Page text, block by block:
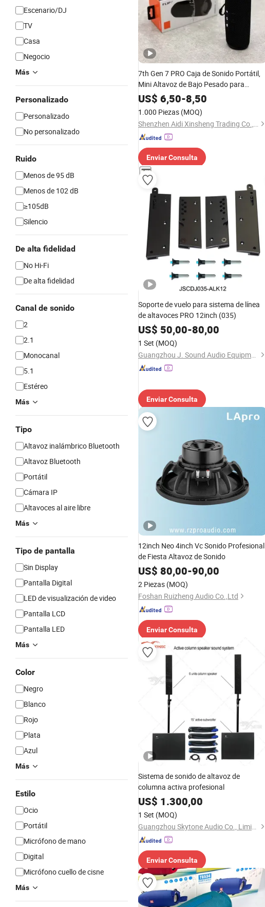
Escenario/DJ
TV
Casa
Negocio
Más
Personalizado
Personalizado
No personalizado
Ruido
Menos de 95 dB
Menos de 102 dB
≥105dB
Silencio
De alta fidelidad
No Hi-Fi
De alta fidelidad
Canal de sonido
2
2.1
Monocanal
5.1
Estéreo
Más
Tipo
Altavoz inalámbrico Bluetooth
Altavoz Bluetooth
Portátil
Cámara IP
Altavoces al aire libre
Más
Tipo de pantalla
Sin Display
Pantalla Digital
LED de visualización de video
Pantalla LCD
Pantalla LED
Más
Color
Negro
Blanco
Rojo
Plata
Azul
Más
Estilo
Ocio
Portátil
Micrófono de mano
Digital
Micrófono cuello de cisne
Más
7th Gen 7 PRO Caja de Sonido Portátil,
Mini Altavoz de Bajo Pesado para
Coche, Dispositivo de Audio Inalámbrico
Portátil y Resistente al Agua
US$ 6,50-8,50
1.000 Piezas (MOQ)
Shenzhen Aidi Xinsheng Trading Co., Ltd.
Enviar Consulta
Soporte de vuelo para sistema de línea
de altavoces PRO 12inch (035)
US$ 50,00-80,00
1 Set (MOQ)
Guangzhou J. Sound Audio Equipment Parts Co., Ltd.
Enviar Consulta
12inch Neo 4inch Vc Sonido Profesional
de Fiesta Altavoz de Sonido
US$ 80,00-90,00
2 Piezas (MOQ)
Foshan Ruizheng Audio Co.,Ltd
Enviar Consulta
Sistema de sonido de altavoz de
columna activa profesional
US$ 1.300,00
1 Set (MOQ)
Guangzhou Skytone Audio Co., Limited
Enviar Consulta